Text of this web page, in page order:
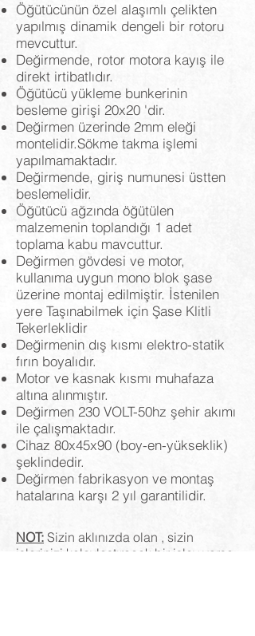
Öğütücünün özel alaşımlı çelikten
yapılmış dinamik dengeli bir rotoru
mevcuttur.
Değirmende, rotor motora kayış ile
direkt irtibatlıdır.
Öğütücü yükleme bunkerinin
besleme girişi 20x20 'dir.
Değirmen üzerinde 2mm eleği
montelidir.Sökme takma işlemi
yapılmamaktadır.
Değirmende, giriş numunesi üstten
beslemelidir.
Öğütücü ağzında öğütülen
malzemenin toplandığı 1 adet
toplama kabu mavcuttur.
Değirmen gövdesi ve motor,
kullanıma uygun mono blok şase
üzerine montaj edilmiştir. İstenilen
yere Taşınabilmek için Şase Klitli
Tekerleklidir
Değirmenin dış kısmı elektro-statik
fırın boyalıdır.
Motor ve kasnak kısmı muhafaza
altına alınmıştır.
Değirmen 230 VOLT-50hz şehir akımı
ile çalışmaktadır.
Cihaz 80x45x90 (boy-en-yükseklik)
şeklindedir.
Değirmen fabrikasyon ve montaş
hatalarına karşı 2 yıl garantilidir.
NOT: Sizin aklınızda olan , sizin
işlerinizi kolaylaştıracak bir işlev varsa